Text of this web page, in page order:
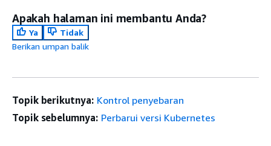
Apakah halaman ini membantu Anda?
Ya
Tidak
Berikan umpan balik
Topik berikutnya: Kontrol penyebaran
Topik sebelumnya: Perbarui versi Kubernetes